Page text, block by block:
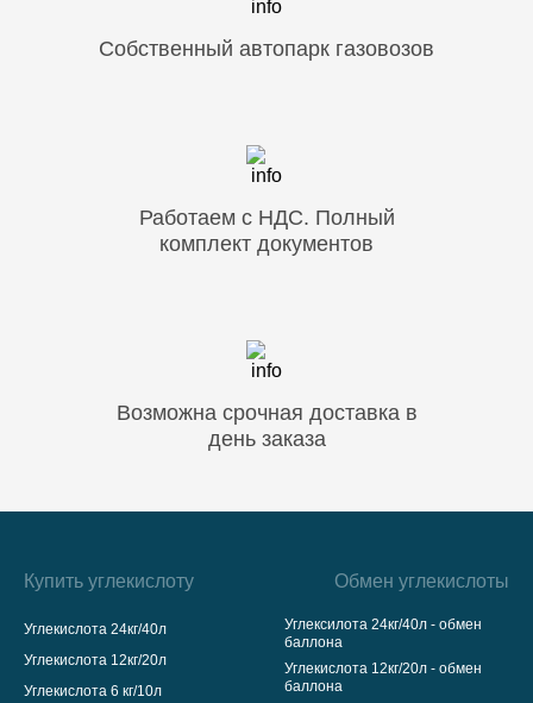
Собственный автопарк газовозов
Работаем с НДС. Полный
комплект документов
Возможна срочная доставка в
день заказа
Купить углекислоту
Углекислота 24кг/40л
Углекислота 12кг/20л
Углекислота 6 кг/10л
Обмен углекислоты
Углексилота 24кг/40л - обмен
баллона
Углекислота 12кг/20л - обмен
баллона